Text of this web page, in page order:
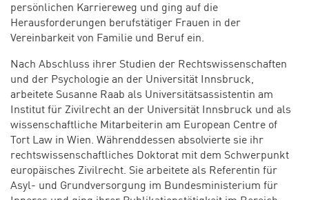
persönlichen Karriereweg und ging auf die
Herausforderungen berufstätiger Frauen in der
Vereinbarkeit von Familie und Beruf ein.
Nach Abschluss ihrer Studien der Rechtswissenschaften
und der Psychologie an der Universität Innsbruck,
arbeitete Susanne Raab als Universitätsassistentin am
Institut für Zivilrecht an der Universität Innsbruck und als
wissenschaftliche Mitarbeiterin am European Centre of
Tort Law in Wien. Währenddessen absolvierte sie ihr
rechtswissenschaftliches Doktorat mit dem Schwerpunkt
europäisches Zivilrecht. Sie arbeitete als Referentin für
Asyl- und Grundversorgung im Bundesministerium für